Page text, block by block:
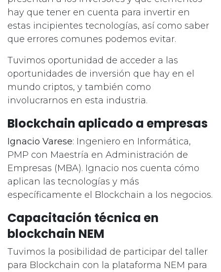
hay que tener en cuenta para invertir en
estas incipientes tecnologías, así como saber
que errores comunes podemos evitar.
Tuvimos oportunidad de acceder a las
oportunidades de inversión que hay en el
mundo criptos, y también como
involucrarnos en esta industria.
Blockchain aplicado a empresas
Ignacio Varese: Ingeniero en Informática,
PMP con Maestría en Administración de
Empresas (MBA). Ignacio nos cuenta cómo
aplican las tecnologías y más
específicamente el Blockchain a los negocios.
Capacitación técnica en
blockchain NEM
Tuvimos la posibilidad de participar del taller
para Blockchain con la plataforma NEM para